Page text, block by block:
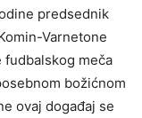
predsednik
Varnetone
meča
božićnom
ovaj događaj se